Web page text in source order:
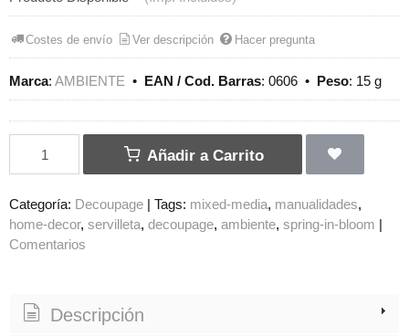
Costes de envío Ver descripción Hacer pregunta
Marca: AMBIENTE • EAN / Cod. Barras: 0606 • Peso: 15 g
Añadir a Carrito
Categoría: Decoupage Tags: mixed-media manualidades
home-decor servilleta decoupage ambiente spring-in-bloom
Comentarios
Descripción